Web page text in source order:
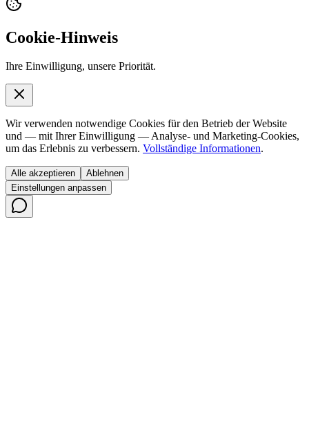
Cookie-Hinweis
Ihre Einwilligung, unsere Priorität.
Wir verwenden notwendige Cookies für den Betrieb der Website
und — mit Ihrer Einwilligung — Analyse- und Marketing-Cookies,
um das Erlebnis zu verbessern. Vollständige Informationen.
Alle akzeptieren
Ablehnen
Einstellungen anpassen